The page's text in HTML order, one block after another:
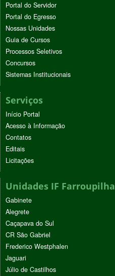
Portal do Servidor
Portal do Egresso
Nossas Unidades
Guia de Cursos
Processos Seletivos
Concursos
Sistemas Institucionais
Serviços
Início Portal
Acesso à Informação
Contatos
Editais
Licitações
Unidades IF Farroupilha
Gabinete
Alegrete
Caçapava do Sul
CR São Gabriel
Frederico Westphalen
Jaguari
Júlio de Castilhos